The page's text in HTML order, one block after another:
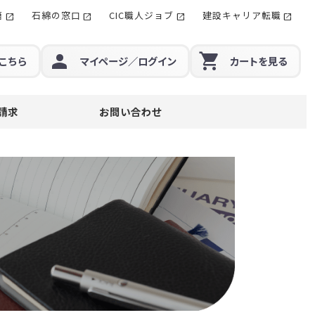
ちら マイページ／ログイン カートを見る
求 お問い合わせ
石綿の窓口 CIC職人ジョブ 建設キャリア転職